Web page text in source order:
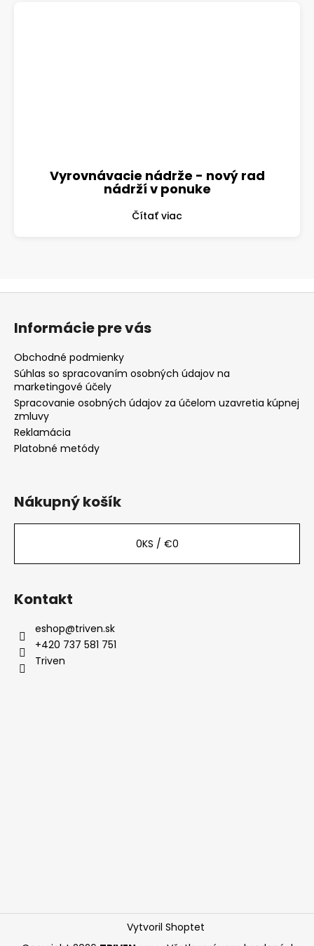
Vyrovnávacie nádrže - nový rad
nádrží v ponuke
Čítať viac
Informácie pre vás
Obchodné podmienky
Súhlas so spracovaním osobných údajov na
marketingové účely
Spracovanie osobných údajov za účelom uzavretia kúpnej
zmluvy
Reklamácia
Platobné metódy
Nákupný košík
0KS / €0
Kontakt
eshop@triven.sk
+420 737 581 751
Triven
Vytvoril Shoptet